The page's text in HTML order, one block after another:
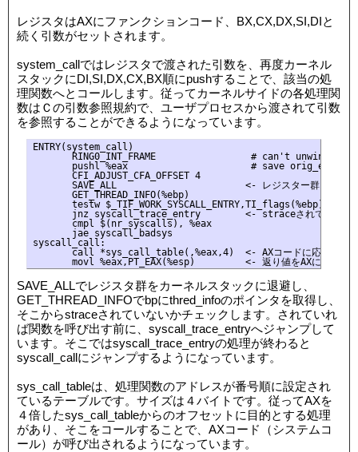
レジスタはAXにファンクションコード、BX,CX,DX,SI,DIと
続く引数がセットされます。
system_callではレジスタで渡された引数を、再度カーネル
スタックにDI,SI,DX,CX,BX順にpushすることで、該当の処
理関数へとコールします。従ってカーネルサイドの各処理関
数はＣの引数参照規約で、ユーザプロセスから渡されて引数
を参照することができるようになっています。
ENTRY(system_call)
RING0_INT_FRAME                 # can't unwind
       pushl %eax                      # save orig_eax
       CFI_ADJUST_CFA_OFFSET 4
SAVE_ALL                       <- レジスター群をカーネ
       GET_THREAD_INFO(%ebp)
       testw $_TIF_WORK_SYSCALL_ENTRY,TI_flags(%ebp)
jnz syscall_trace_entry        <- straceされていれば
       cmpl $(nr_syscalls), %eax
       jae syscall_badsys
syscall_call:
call *sys_call_table(,%eax,4)  <- AXコードに応じたシス
SAVE_ALLでレジスタ群をカーネルスタックに退避し、
GET_THREAD_INFOでbpにthred_infoのポインタを取得し、
そこからstraceされていないかチェックします。されていれ
ば関数を呼び出す前に、syscall_trace_entryへジャンプして
います。そこではsyscall_trace_entryの処理が終わると
syscall_callにジャンプするようになっています。
sys_call_tableは、処理関数のアドレスが番号順に設定され
ているテーブルです。サイズは４バイトです。従ってAXを
４倍したsys_call_tableからのオフセットに目的とする処理
があり、そこをコールすることで、AXコード（システムコ
ール）が呼び出されるようになっています。